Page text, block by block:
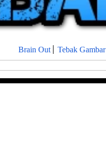
Brain Out Tebak Gambar